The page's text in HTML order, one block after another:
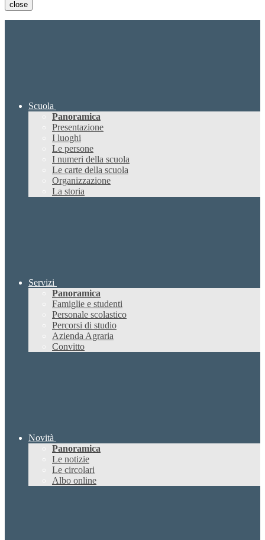
close
Scuola
Panoramica
Presentazione
I luoghi
Le persone
I numeri della scuola
Le carte della scuola
Organizzazione
La storia
Servizi
Panoramica
Famiglie e studenti
Personale scolastico
Percorsi di studio
Azienda Agraria
Convitto
Novità
Panoramica
Le notizie
Le circolari
Albo online